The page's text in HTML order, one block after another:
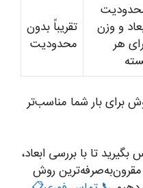
و وزن
هر
تقریباً بدون
محدودیت
برای بار شما مناسب‌تر
تا با بررسی ابعاد،
مقرون‌به‌صرفه‌ترین روش